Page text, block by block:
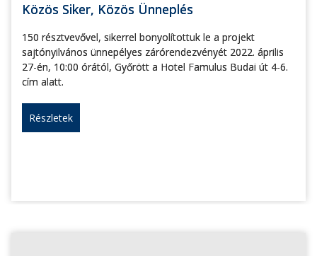
Közös Siker, Közös Ünneplés
150 résztvevővel, sikerrel bonyolítottuk le a projekt
sajtónyilvános ünnepélyes zárórendezvényét 2022. április
27-én, 10:00 órától, Győrött a Hotel Famulus Budai út 4-6.
cím alatt.
Részletek